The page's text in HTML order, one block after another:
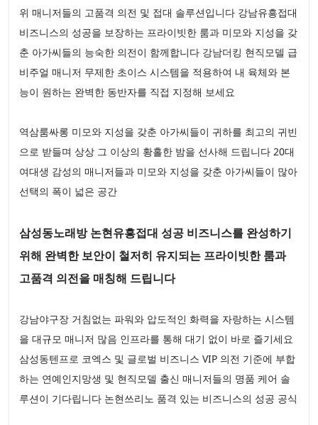
위 매니저들의 고품격 의전 및 접대 솔루션입니다 강남유흥접대
비즈니스의 성공을 보장하는 프라이빗한 룸과 미모와 지성을 갖
춘 아가씨들의 능숙한 의전이 함께합니다 강남더킹 현직모델 급
비주얼 매니저 무제한 초이스 시스템을 적용하여 내 육체와 본
능이 원하는 완벽한 동반자를 직접 지정해 보세요
역삼룸싸롱 미모와 지성을 갖춘 아가씨들이 귀하를 최고의 귀빈
으로 받들며 상상 그 이상의 황홀한 밤을 선사해 드립니다 20대
여대생 감성의 매니저들과 미모와 지성을 갖춘 아가씨들이 많아
선택의 폭이 넓은 공간
삼성동노래방 논현유흥접대 성공 비즈니스를 완성하기
위해 완벽한 보안이 철저히 유지되는 프라이빗한 룸과
고품격 의전을 매칭해 드립니다
강남야구장 거침없는 파워와 압도적인 화력을 자랑하는 시스템
을 대규모 매니저 많음 인프라를 통해 대기 없이 바로 즐기세요
삼성동텐프로 코엑스 및 글로벌 비즈니스 VIP 의전 기준에 부합
하는 연예인지망생 및 현직모델 출신 매니저들의 명품 케어 솔
루션이 기다립니다 논현쓰리노 품격 있는 비즈니스의 성공 공식